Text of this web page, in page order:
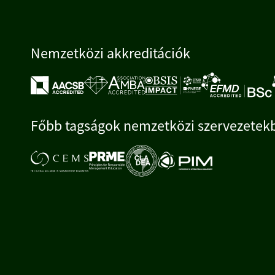
Nemzetközi akkreditációk
Főbb tagságok nemzetközi